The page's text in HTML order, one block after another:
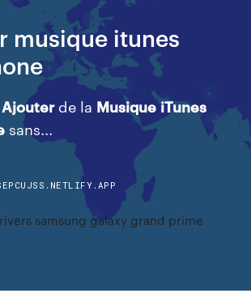
musique itunes
Ajouterde la Musique iTunes
sans...
samsung galaxy grand prime